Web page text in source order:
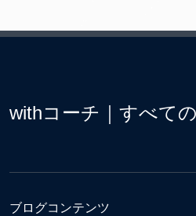
withコーチ｜すべて
ブログコンテンツ